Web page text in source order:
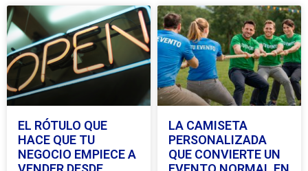
EL RÓTULO QUE
HACE QUE TU
NEGOCIO EMPIECE A
LA CAMISETA
PERSONALIZADA
QUE CONVIERTE UN